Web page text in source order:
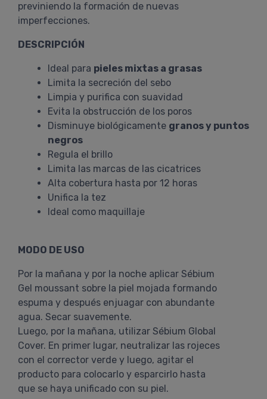
previniendo la formación de nuevas
imperfecciones.
DESCRIPCIÓN
Ideal para pieles mixtas a grasas
Limita la secreción del sebo
Limpia y purifica con suavidad
Evita la obstrucción de los poros
Disminuye biológicamente granos y puntos
negros
Regula el brillo
Limita las marcas de las cicatrices
Alta cobertura hasta por 12 horas
Unifica la tez
Ideal como maquillaje
MODO DE USO
Por la mañana y por la noche aplicar Sébium
Gel moussant sobre la piel mojada formando
espuma y después enjuagar con abundante
agua. Secar suavemente.
Luego, por la mañana, utilizar Sébium Global
Cover. En primer lugar, neutralizar las rojeces
con el corrector verde y luego, agitar el
producto para colocarlo y esparcirlo hasta
que se haya unificado con su piel.